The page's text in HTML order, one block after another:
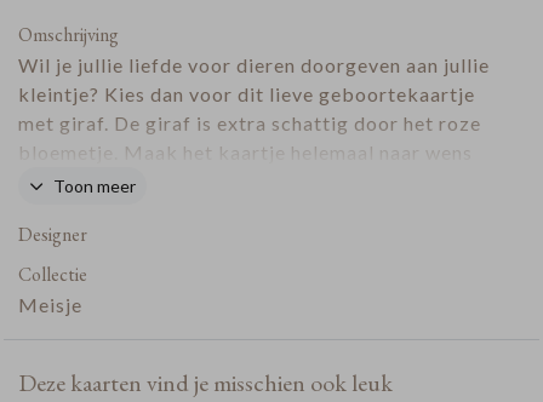
Omschrijving
Wil je jullie liefde voor dieren doorgeven aan jullie
kleintje? Kies dan voor dit lieve geboortekaartje
met giraf. De giraf is extra schattig door het roze
bloemetje. Maak het kaartje helemaal naar wens
met eigen kleuren en lettertypes.
Toon meer
Designer
Collectie
Meisje
Deze kaarten vind je misschien ook leuk